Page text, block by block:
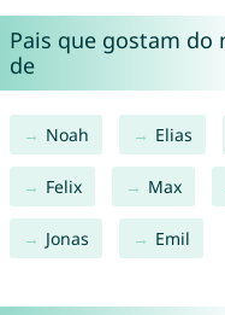
Pais que gostam do
de
Noah Elias
Felix Max
Jonas Emil